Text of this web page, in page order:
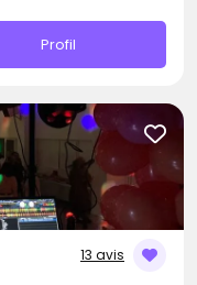
Profil
13 avis